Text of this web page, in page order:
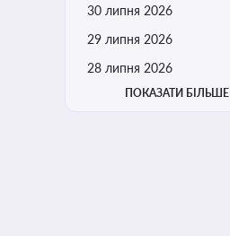
30 липня 2026
29 липня 2026
28 липня 2026
ПОКАЗАТИ БІЛЬШЕ